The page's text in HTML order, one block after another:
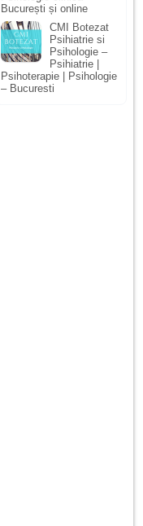
București și online
CMI Botezat
Psihiatrie si
Psihologie –
Psihiatrie |
Psihoterapie | Psihologie
– Bucuresti